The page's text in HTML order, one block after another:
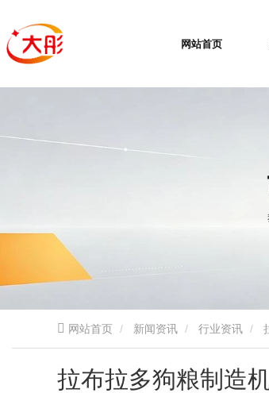
网站首页
网站首页 新闻资讯 行业资讯
拉布拉多狗粮制造